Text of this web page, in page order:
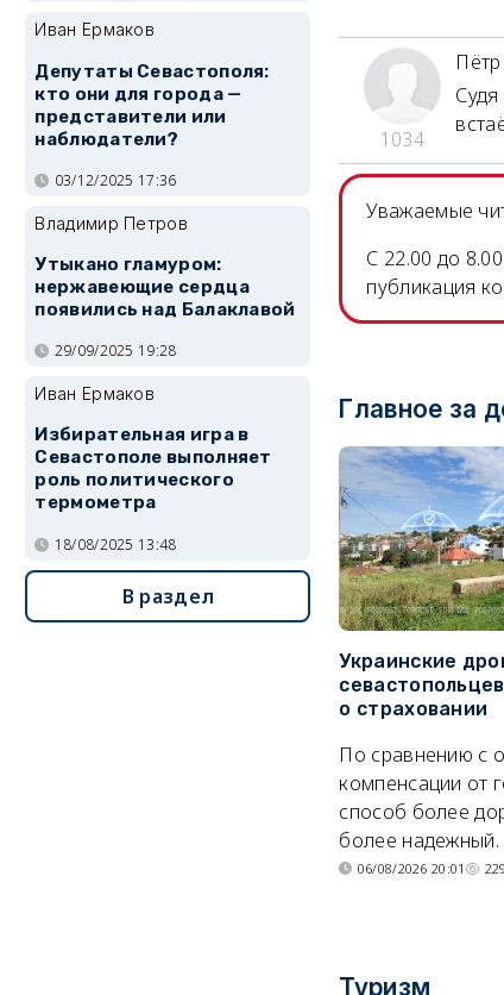
1034
Уважаемые
C 22.00 до
публикация
Главное за
Украинские
о страховании
По сравнению с
компенсации от
способ более
более надежный.
06/08/2026 20:01
Туризм
Иван Ермаков
Депутаты Севастополя:
кто они для города —
представители или
наблюдатели?
03/12/2025 17:36
Владимир Петров
Утыкано гламуром:
нержавеющие сердца
появились над Балаклавой
29/09/2025 19:28
Иван Ермаков
Избирательная игра в
Севастополе выполняет
роль политического
термометра
18/08/2025 13:48
В раздел